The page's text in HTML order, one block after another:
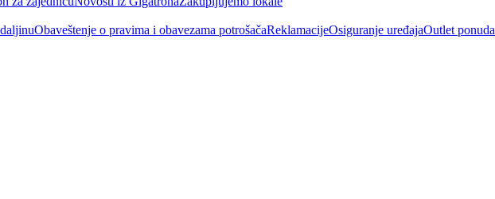
Obaveštenje o pravima i obavezama potrošačaReklamacijeOsiguranje uređajaOutlet ponuda